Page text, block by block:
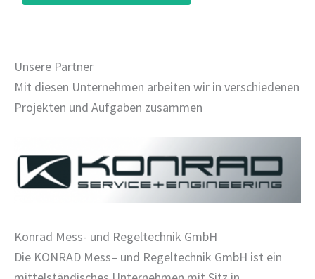
Unsere Partner
Mit diesen Unternehmen arbeiten wir in verschiedenen
Projekten und Aufgaben zusammen
Konrad Mess- und Regeltechnik GmbH
Die KONRAD Mess– und Regeltechnik GmbH ist ein